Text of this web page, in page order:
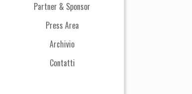
Partner & Sponsor
Press Area
Archivio
Contatti